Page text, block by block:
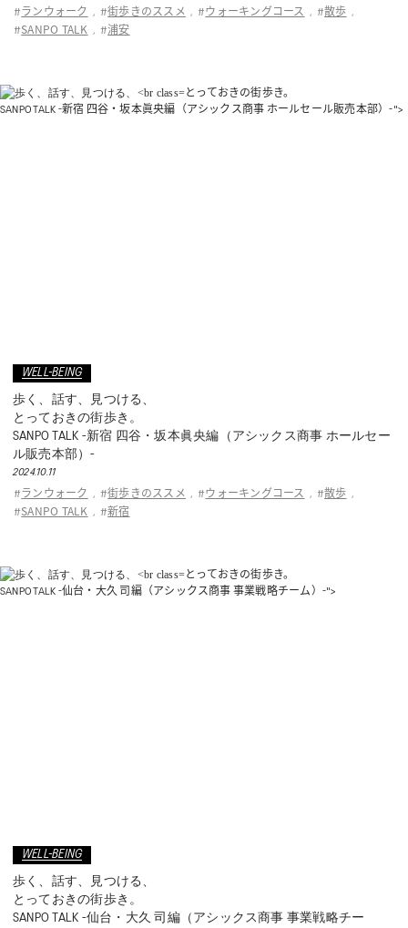
# ランウォーク , #街歩きのススメ , # ウォーキングコース , #散歩 ,
# SANPO TALK , #浦安
とっておきの街歩き。
SANPO TALK -新宿 四谷・坂本眞央編（アシックス商事 ホールセール販売本部）-">
WELL-BEING
歩く、話す、見つける、
とっておきの街歩き。
SANPO TALK -新宿 四谷・坂本眞央編（アシックス商事 ホールセー
ル販売本部）-
2024.10.11
# ランウォーク , #街歩きのススメ , # ウォーキングコース , #散歩
,
# SANPO TALK , #新宿
とっておきの街歩き。
SANPO TALK -仙台・大久 司編（アシックス商事 事業戦略チーム）-">
WELL-BEING
歩く、話す、見つける、
とっておきの街歩き。
SANPO TALK -仙台・大久 司編（アシックス商事 事業戦略チー